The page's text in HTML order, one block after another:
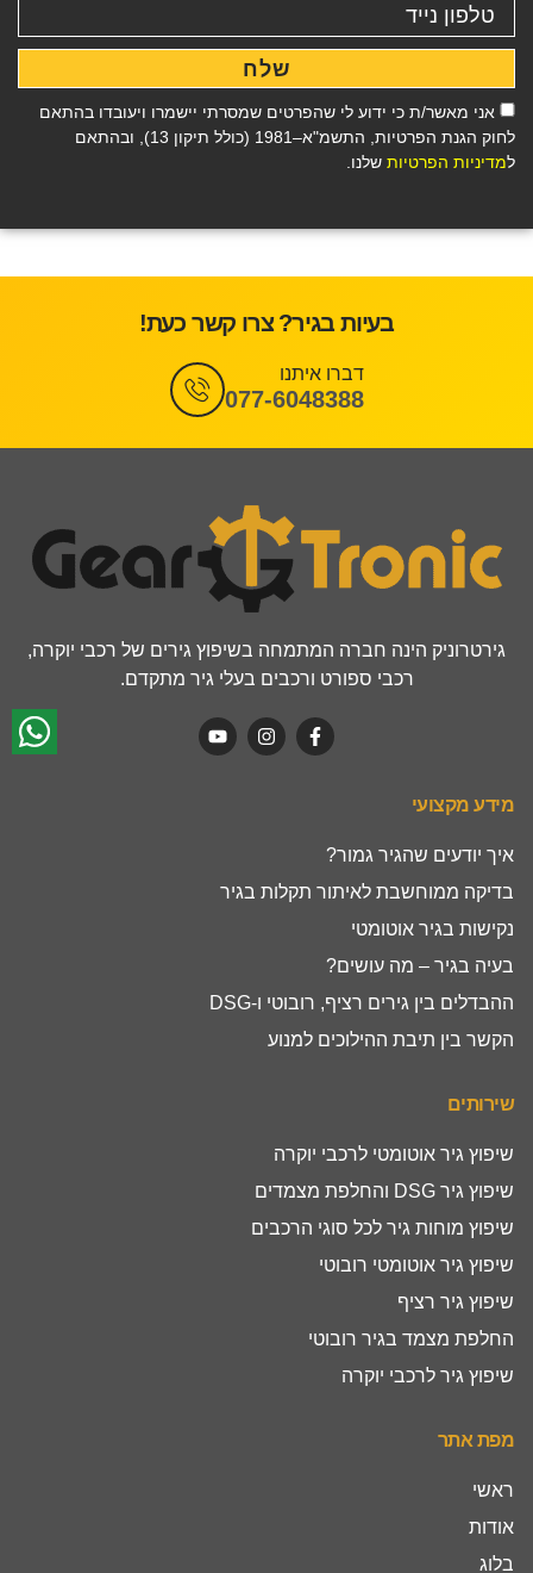
אני מאשר/ת כי ידוע לי שהפרטים שמסרתי יישמרו ויעובדו בהתאם
לחוק הגנת הפרטיות, התשמ"א–1981 (כולל תיקון 13), ובהתאם
למדיניות הפרטיות שלנו.
שלח
בעיות בגיר? צרו קשר כעת!
דברו איתנו
077-6048388
גירטרוניק הינה חברה המתמחה בשיפוץ גירים של רכבי יוקרה,
רכבי ספורט ורכבים בעלי גיר מתקדם.
מידע מקצועי
איך יודעים שהגיר גמור?
בדיקה ממוחשבת לאיתור תקלות בגיר
נקישות בגיר אוטומטי
בעיה בגיר – מה עושים?
ההבדלים בין גירים רציף, רובוטי ו-DSG
הקשר בין תיבת ההילוכים למנוע
שירותים
שיפוץ גיר אוטומטי לרכבי יוקרה
שיפוץ גיר DSG והחלפת מצמדים
שיפוץ מוחות גיר לכל סוגי הרכבים
שיפוץ גיר אוטומטי רובוטי
שיפוץ גיר רציף
החלפת מצמד בגיר רובוטי
שיפוץ גיר לרכבי יוקרה
מפת אתר
ראשי
אודות
בלוג